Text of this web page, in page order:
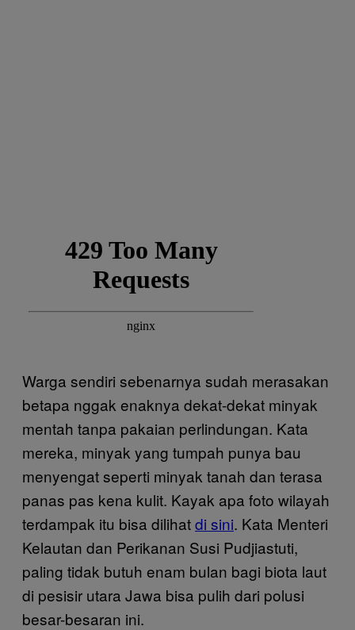
Warga sendiri sebenarnya sudah merasakan
betapa nggak enaknya dekat-dekat minyak
mentah tanpa pakaian perlindungan. Kata
mereka, minyak yang tumpah punya bau
menyengat seperti minyak tanah dan terasa
panas pas kena kulit. Kayak apa foto wilayah
terdampak itu bisa dilihatdi sini. Kata Menteri
Kelautan dan Perikanan Susi Pudjiastuti,
paling tidak butuh enam bulan bagi biota laut
di pesisir utara Jawa bisa pulih dari polusi
besar-besaran ini.